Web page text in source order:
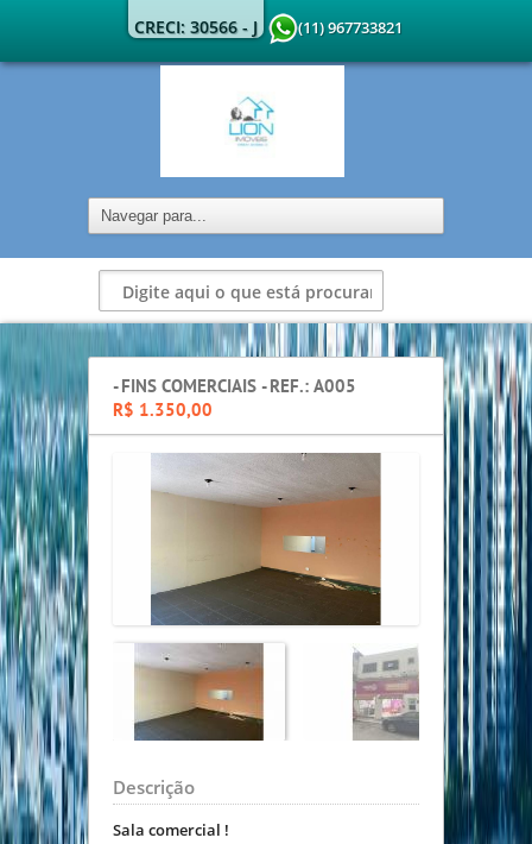
CRECI: 30566 - J (11) 967733821
- FINS COMERCIAIS - REF.: A005
R$ 1.350,00
Descrição
Sala comercial !